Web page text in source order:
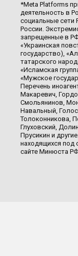
*Meta Platforms
деятельность в
социальные сети
России.
запрещенные в
«Украинская
государство),
татарского
«Исламская
«Мужское
Перечень
Макаревич,
Смольянинов,
Навальный,
Толоконникова,
Глуховский,
Прусикин и
находящихся под
сайте Минюста